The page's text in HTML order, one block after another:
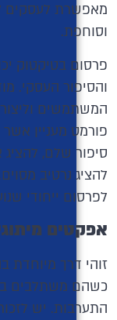
מאפשרת לעסקים
וסוחפת.
פרסום בטיקטוק
והסיפור העסקי.
המשתמשים
פורמט מעניין
סיפור שלם, להציג
להציג נרטיב
לפרסום ייחודי
אפקטים
זוהי דרך מיוחדת
כשהם משתלבים
התערבות. יש